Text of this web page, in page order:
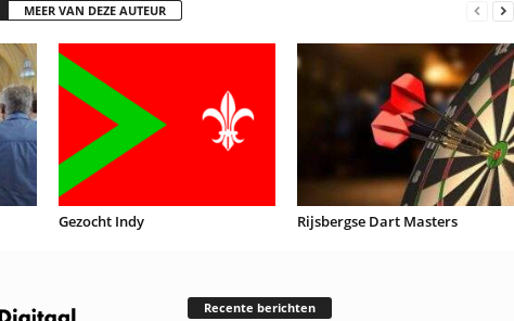
MEER VAN DEZE AUTEUR
Gezocht Indy Rijsbergse Dart Masters
Recente berichten